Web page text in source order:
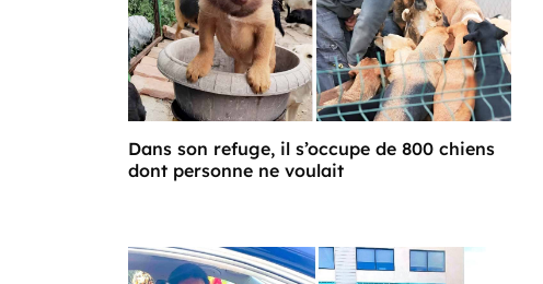
Dans son refuge, il s’occupe de 800 chiens
dont personne ne voulait